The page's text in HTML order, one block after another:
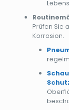
Prüfen Sie
Korrosion.